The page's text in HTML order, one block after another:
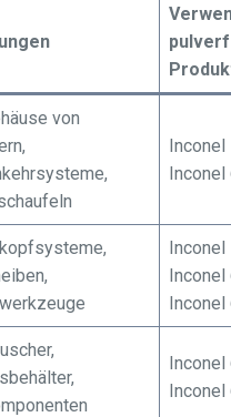
von
Inconel
Inconel
Inconel
Inconel
Inconel
Inconel
Inconel